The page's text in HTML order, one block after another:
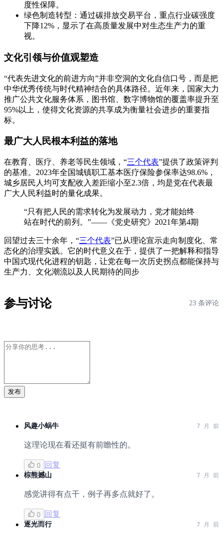
度性保障。
绿色制造转型：通过碳排放交易平台，重点行业碳强度
下降12%，显示了在高质量发展中对生态生产力的重
视。
文化引领与价值观塑造
“代表先进文化的前进方向”并非空洞的文化自信口号，而是把
中华优秀传统与时代精神结合的具体路径。近年来，国家大力
推广公共文化服务体系，图书馆、数字博物馆的覆盖率提升至
95%以上，使得文化资源的共享成为衡量社会进步的重要指
标。
最广大人民根本利益的落地
在教育、医疗、养老等民生领域，“三个代表”提供了政策评判
的基准。2023年全国城镇职工基本医疗保险参保率达98.6%，
城乡居民人均可支配收入差距缩小至2.3倍，均是党在代表最
广大人民利益时的量化成果。
“只有把人民的需求转化为发展动力，党才能始终
站在时代的前列。”——《党史研究》2021年第4期
回望过去三十余年，“三个代表”已从理论宣示走向制度化、常
态化的治理实践。它的时代意义在于，提供了一把解释和指导
中国式现代化进程的钥匙，让党在每一次历史拐点都能保持与
生产力、文化潮流以及人民期待的同步
参与讨论 23 条评论
发布
风趣小蜗牛 7 月 前
这理论现在看还挺有前瞻性的。
0 回复
棕熊撼山 7 月 前
感觉讲得有点干，例子再多点就好了。
0 回复
逐光而行 7 月 前